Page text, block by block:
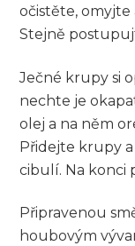
očistěte, omyjte
Stejně
Ječné krupy si
nechte ‍je
olej a na něm
Přidejte krupy
cibulí.⁢ Na ‍konci
Připravenou
houbovým